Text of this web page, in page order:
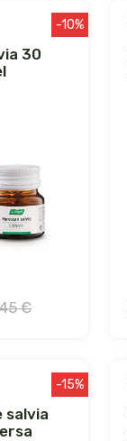
-10%
€
-15%